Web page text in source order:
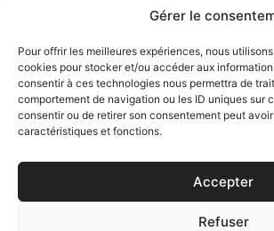
Gérer le
Pour offrir les meilleures expériences, nous
cookies pour stocker et/ou accéder aux
consentir à ces technologies nous permettra de
comportement de navigation ou les ID uniques sur
consentir ou de retirer son consentement peut
caractéristiques et fonctions.
Accepter
Refuser